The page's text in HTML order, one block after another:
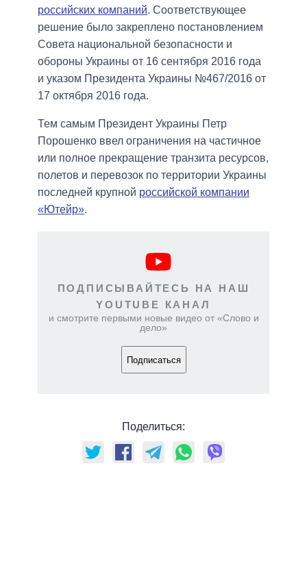
российских компаний. Соответствующее
решение было закреплено постановлением
Совета национальной безопасности и
обороны Украины от 16 сентября 2016 года
и указом Президента Украины №467/2016 от
17 октября 2016 года.
Тем самым Президент Украины Петр
Порошенко ввел ограничения на частичное
или полное прекращение транзита ресурсов,
полетов и перевозок по территории Украины
последней крупной российской компании
«Ютейр».
ПОДПИСЫВАЙТЕСЬ НА НАШ
YOUTUBE КАНАЛ
и смотрите первыми новые видео от «Слово и
дело»
Подписаться
Поделиться: